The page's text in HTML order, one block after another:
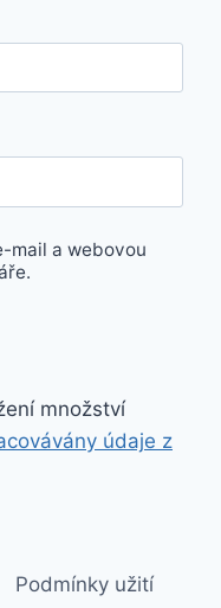
mail a webovou
množství
údaje z
Podmínky užití